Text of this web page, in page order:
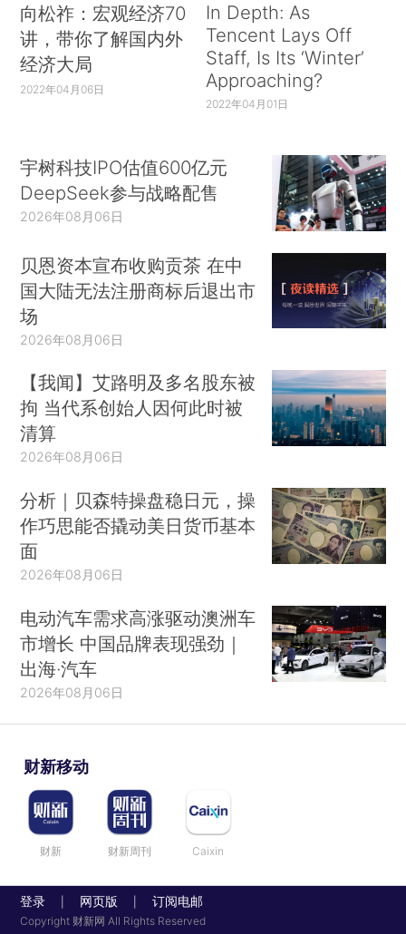
向松祚：宏观经济70
讲，带你了解国内外
经济大局
2022年04月06日
In Depth: As
Tencent Lays Off
Staff, Is Its ‘Winter’
Approaching?
2022年04月01日
宇树科技IPO估值600亿元
DeepSeek参与战略配售
2026年08月06日
贝恩资本宣布收购贡茶 在中
国大陆无法注册商标后退出市
场
2026年08月06日
【我闻】艾路明及多名股东被
拘 当代系创始人因何此时被
清算
2026年08月06日
分析｜贝森特操盘稳日元，操
作巧思能否撬动美日货币基本
面
2026年08月06日
电动汽车需求高涨驱动澳洲车
市增长 中国品牌表现强劲｜
出海·汽车
2026年08月06日
财新移动
财新 财新周刊 Caixin
登录 网页版 订阅电邮
Copyright 财新网 All Rights Reserved